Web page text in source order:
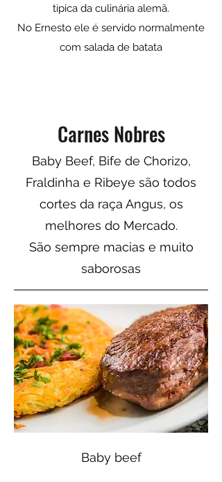
tipica da culinária alemã.
No Ernesto ele é servido normalmente
com salada de batata
Carnes Nobres
Baby Beef, Bife de Chorizo,
Fraldinha e Ribeye são todos
cortes da raça Angus, os
melhores do Mercado.
São sempre macias e muito
saborosas
Baby beef